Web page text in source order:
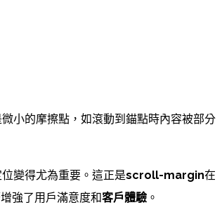
小的摩擦點，如滾動到錨點時內容被部分
變得尤為重要。這正是scroll-margin在
強了用戶滿意度和客戶體驗 。